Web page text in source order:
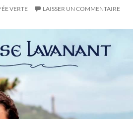
VERTE LAISSER UN COMMENTAIRE